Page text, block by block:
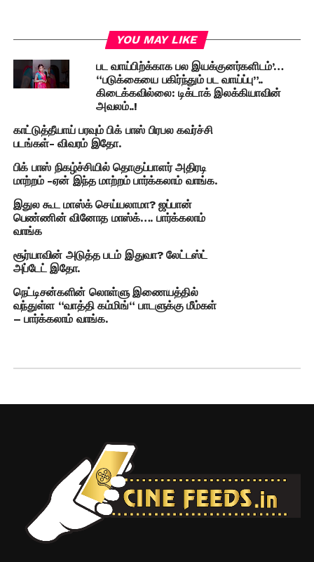
YOU MAY LIKE
பட வாய்பிற்க்காக பல இயக்குனர்களிடம்’…
“படுக்கையை பகிர்ந்தும் பட வாய்ப்பு”..
கிடைக்கவில்லை: டிக்டாக் இலக்கியாவின்
அவலம்..!
காட்டுத்தீயாய் பரவும் பிக் பாஸ் பிரபல கவர்ச்சி
படங்கள்- விவரம் இதோ.
பிக் பாஸ் நிகழ்ச்சியில் தொகுப்பாளர் அதிரடி
மாற்றம் -ஏன் இந்த மாற்றம் பார்க்கலாம் வாங்க.
இதுல கூட மாஸ்க் செய்யலாமா? ஜப்பான்
பெண்ணின் வினோத மாஸ்க்…. பார்க்கலாம்
வாங்க
சூர்யாவின் அடுத்த படம் இதுவா? லேட்டஸ்ட்
அப்டேட் இதோ.
நெட்டிசன்களின் லொள்ளு இணையத்தில்
வந்துள்ள “வாத்தி கம்மிங்“ பாடளுக்கு மீம்கள்
– பார்க்கலாம் வாங்க.